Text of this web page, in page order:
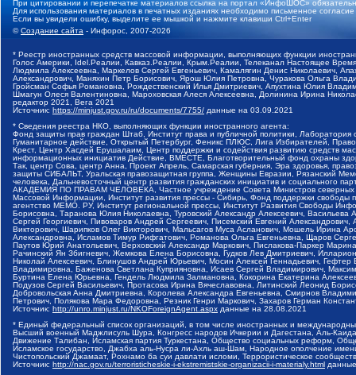
При цитировании и перепечатке материалов ссылка на портал «ИнфоШОС»
Для использования материалов в печатных изданиях необходимо письменное
Если вы увидели ошибку, выделите ее мышкой и нажмите клавиши Ctrl+Enter
©Создание сайта - Инфорос, 2007-2026
* Реестр иностранных средств массовой информации, выполняющих функции
Голос Америки, Idel.Реалии, Кавказ.Реалии, Крым.Реалии, Телеканал Настоящее
Людмила Алексеевна, Маркелов Сергей Евгеньевич, Камалягин Денис Николаевич,
Александрович, Маняхин Петр Борисович, Ярош Юлия Петровна, Чуракова Ольга
Гройсман Софья Романовна, Рождественский Илья Дмитриевич, Апухтина Юлия
Шмагун Олеся Валентиновна, Мароховская Алеся Алексеевна, Долинина Ирина
редактор 2021, Вега 2021
Источник: https://minjust.gov.ru/ru/documents/7755/ данные на 03.09.2021
* Сведения реестра НКО, выполняющих функции иностранного агента:
Фонд защиты прав граждан Штаб, Институт права и публичной политики,
Гуманитарное действие, Открытый Петербург, Феникс ПЛЮС, Лига Избирателей,
Крест, Центр Хасдей Ерушалаим, Центр поддержки и содействия развитию средств
информационных инициатив Действие, ВМЕСТЕ, Благотворительный фонд охраны
Так, центр Сова, центр Анна, Проект Апрель, Самарская губерния, Эра здоровья,
защиты СИБАЛЬТ, Уральская правозащитная группа, Женщины Евразии, Рязанский
человека, Дальневосточный центр развития гражданских инициатив и социального
АКАДЕМИЯ ПО ПРАВАМ ЧЕЛОВЕКА, Частное учреждение Совета Министров северных
Массовой Информации, Институт развития прессы - Сибирь, Фонд поддержки
агентство МЕМО. РУ, Институт региональной прессы, Институт Развития Свободы
Борисовна, Таранова Юлия Николаевна, Туровский Александр Алексеевич,
Сергей Георгиевич, Пивоваров Андрей Сергеевич, Писемский Евгений
Викторович, Шарипков Олег Викторович, Мальсагов Муса Асланович, Мошель Ирина
Александровна, Исламов Тимур Рифгатович, Романова Ольга Евгеньевна, Щаров
Паутов Юрий Анатольевич, Верховский Александр Маркович, Пислакова-Паркер
Рачинский Ян Збигневич, Жемкова Елена Борисовна, Гудков Лев Дмитриевич,
Николай Алексеевич, Блинушов Андрей Юрьевич, Мосин Алексей Геннадьевич,
Владимировна, Баженова Светлана Куприяновна, Исаев Сергей Владимирович,
Буртина Елена Юрьевна, Гендель Людмила Залмановна, Кокорина Екатерина
Подузов Сергей Васильевич, Протасова Ирина Вячеславовна, Литинский Леонид
Добровольская Анна Дмитриевна, Королева Александра Евгеньевна, Смирнов
Петрович, Полякова Мара Федоровна, Резник Генри Маркович, Захаров Герман
Источник: http://unro.minjust.ru/NKOForeignAgent.aspx данные на 28.08.2021
* Единый федеральный список организаций, в том числе иностранных и
Высший военный Маджлисуль Шура, Конгресс народов Ичкерии и Дагестана, Аль-
Движение Талибан, Исламская партия Туркестана, Общество социальных реформ,
Исламское государство, Джабха аль-Нусра ли-Ахль аш-Шам, Народное ополчение
Чистопольский Джамаат, Рохнамо ба суи давлати исломи, Террористическое
Источник: http://nac.gov.ru/terroristicheskie-i-ekstremistskie-organizacii-i-materialy.html